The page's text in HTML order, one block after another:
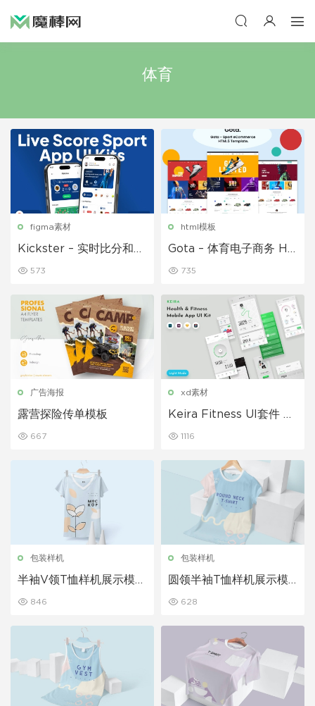
体育
figma素材
Kickster – 实时比分和新
573
html模板
Gota – 体育电子商务 HT
735
广告海报
露营探险传单模板
667
xd素材
Keira Fitness UI套件 健
1116
包装样机
半袖V领T恤样机展示模板
846
包装样机
圆领半袖T恤样机展示模
628